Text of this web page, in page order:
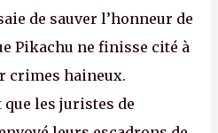
de sauver l’honneur de
Pikachu ne finisse cité à
crimes haineux.
les juristes de